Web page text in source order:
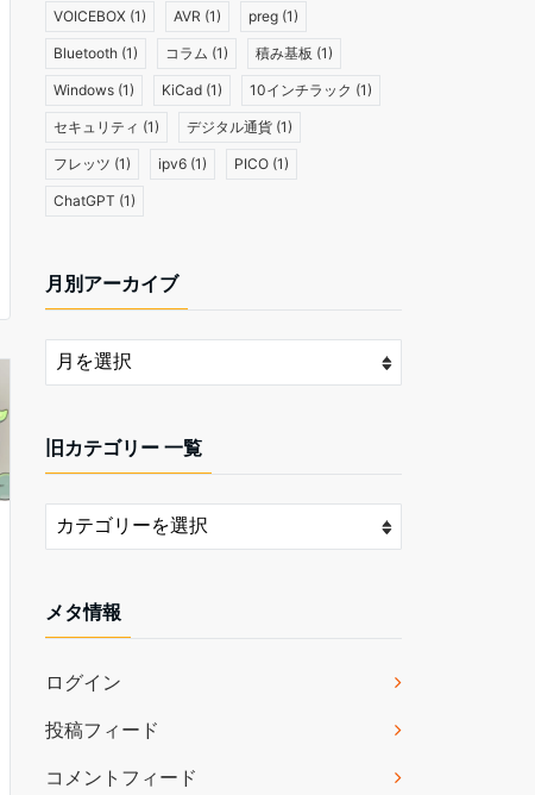
VOICEBOX (1) AVR (1) preg (1)
Bluetooth (1) コラム (1) 積み基板 (1)
Windows (1) KiCad (1) 10インチラック (1)
セキュリティ (1) デジタル通貨 (1)
フレッツ (1) ipv6 (1) PICO (1)
ChatGPT (1)
月別アーカイブ
旧カテゴリー 一覧
メタ情報
ログイン
投稿フィード
コメントフィード